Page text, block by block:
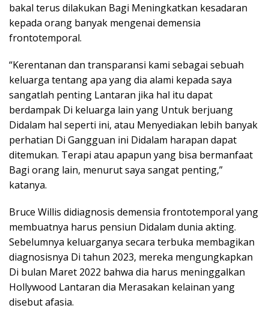
bakal terus dilakukan Bagi Meningkatkan kesadaran
kepada orang banyak mengenai demensia
frontotemporal.
“Kerentanan dan transparansi kami sebagai sebuah
keluarga tentang apa yang dia alami kepada saya
sangatlah penting Lantaran jika hal itu dapat
berdampak Di keluarga lain yang Untuk berjuang
Didalam hal seperti ini, atau Menyediakan lebih banyak
perhatian Di Gangguan ini Didalam harapan dapat
ditemukan. Terapi atau apapun yang bisa bermanfaat
Bagi orang lain, menurut saya sangat penting,”
katanya.
Bruce Willis didiagnosis demensia frontotemporal yang
membuatnya harus pensiun Didalam dunia akting.
Sebelumnya keluarganya secara terbuka membagikan
diagnosisnya Di tahun 2023, mereka mengungkapkan
Di bulan Maret 2022 bahwa dia harus meninggalkan
Hollywood Lantaran dia Merasakan kelainan yang
disebut afasia.